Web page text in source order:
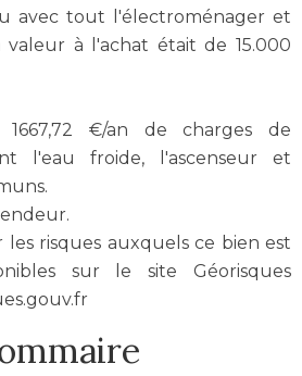
avec tout l'électroménager et
à l'achat était de 15.000
1667,72 €/an de charges de
l'eau froide, l'ascenseur et
les risques auxquels ce bien est
sur le site Géorisques